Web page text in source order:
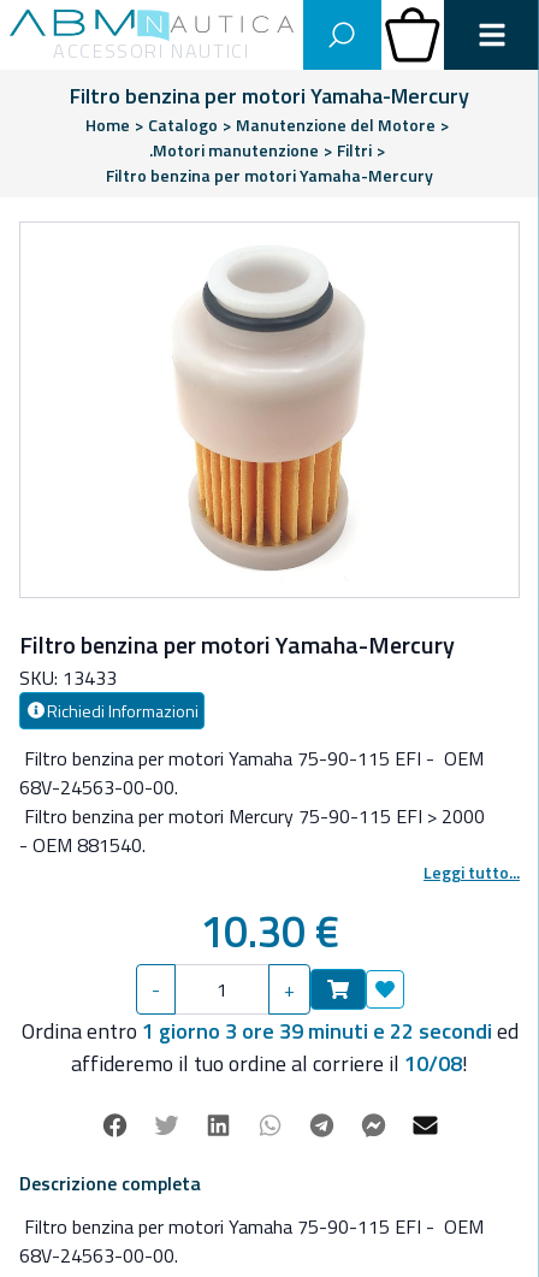
Abm Nautica
ACCESSORI NAUTICI
Carrello
Filtro benzina per motori Yamaha-Mercury
Home > Catalogo > Manutenzione del Motore >
.Motori manutenzione > Filtri >
Filtro benzina per motori Yamaha-Mercury
Filtro benzina per motori Yamaha-Mercury
SKU: 13433
Richiedi Informazioni
Filtro benzina per motori Yamaha 75-90-115 EFI - OEM
68V-24563-00-00.
Filtro benzina per motori Mercury 75-90-115 EFI > 2000
- OEM 881540.
Leggi tutto...
10.30 €
- + Aggiungi ai
Ordina entro 1 giorno 3 ore 39 minuti e 22 secondied
affideremo il tuo ordine al corriere il 10/08!
Facebook
Twitter LinkedinWhatsappTelegramFacebook
Descrizione completa
Filtro benzina per motori Yamaha 75-90-115 EFI - OEM
68V-24563-00-00.